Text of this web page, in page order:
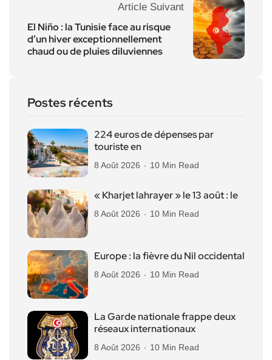
Article Suivant
El Niño : la Tunisie face au risque
d’un hiver exceptionnellement
chaud ou de pluies diluviennes
Postes récents
224 euros de dépenses par
touriste en
8 Août 2026 10 Min Read
« Kharjet lahrayer » le 13 août : le
8 Août 2026 10 Min Read
Europe : la fièvre du Nil occidental
8 Août 2026 10 Min Read
La Garde nationale frappe deux
réseaux internationaux
8 Août 2026 10 Min Read